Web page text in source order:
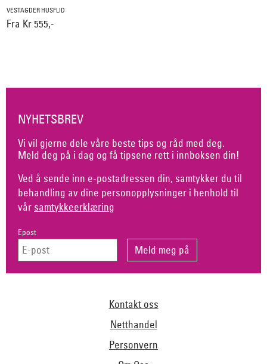
VESTAGDER HUSFLID
Fra Kr 555,-
NYHETSBREV
Vi vil gjerne dele våre beste tips og råd med deg.
Meld deg på i dag og få tipsene rett i innboksen din!
Ved å sende inn e-postadressen din, samtykker du til
behandling av dine personopplysninger i henhold til
vår samtykkeerklæring
Epost
Kontakt oss
Netthandel
Personvern